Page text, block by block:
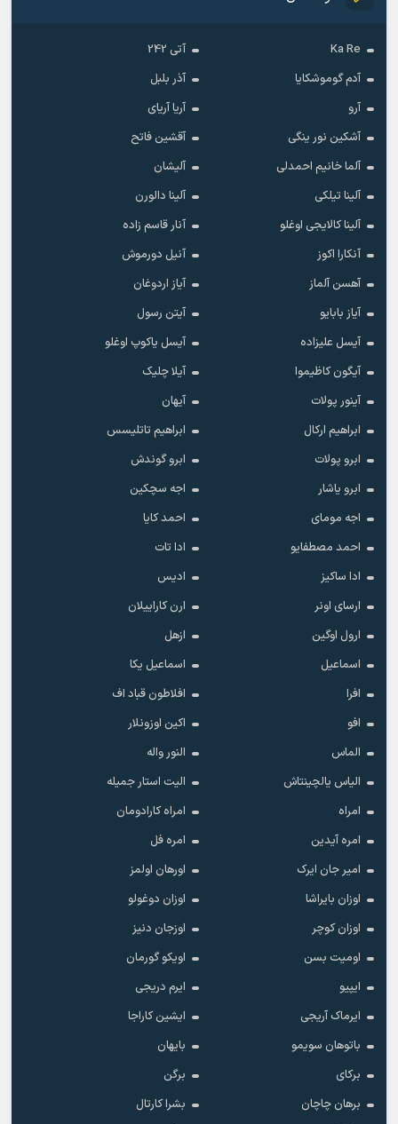
Ka Re
آتی 242
آدم گوموشکایا
آذر بلبل
آرو
آریا آریای
آشکین نور ینگی
آقشین فاتح
آلما خانیم احمدلی
آلیشان
آلینا تیلکی
آلینا دالورن
آلینا کالایجی اوغلو
آنار قاسم زاده
آنکارا اکوز
آنیل دورموش
آهسن آلماز
آیاز اردوغان
آیاز بابایو
آیتن رسول
آیسل علیزاده
آیسل یاکوپ اوغلو
آیگون کاظیموا
آیلا چلیک
آینور پولات
آیهان
ابراهیم ارکال
ابراهیم تاتلیسس
ابرو پولات
ابرو گوندش
ابرو یاشار
اجه سچکین
اجه مومای
احمد کایا
احمد مصطفایو
ادا تات
ادا ساکیز
ادیس
ارسای اونر
ارن کاراییلان
ارول اوگین
ازهل
اسماعیل
اسماعیل یکا
افرا
افلاطون قباد اف
افو
اکین اوزونلار
الماس
النور واله
الیاس یالچینتاش
الیت استار جمیله
امراه
امراه کارادومان
امره آیدین
امره فل
امیر جان ایرک
اورهان اولمز
اوزان بایراشا
اوزان دوغولو
اوزان کوچر
اوزجان دنیز
اومیت بسن
اویکو گورمان
ایپیو
ایرم دریجی
ایرماک آریجی
ایشین کاراجا
باتوهان سویمو
بایهان
برکای
برگن
برهان چاچان
بشرا کارتال